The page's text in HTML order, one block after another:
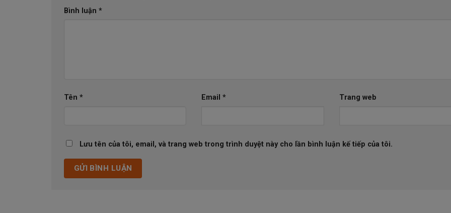
Bình luận *
Tên * Email* Trang web
Lưu tên của tôi, email, và trang web trong trình duyệt này cho lần bình luận kế tiếp của tôi.